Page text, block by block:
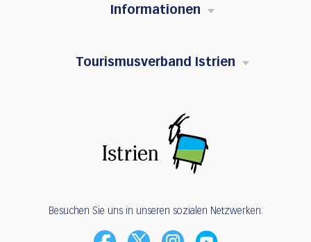
Informationen
Tourismusverband Istrien
Besuchen Sie uns in unseren sozialen Netzwerken: